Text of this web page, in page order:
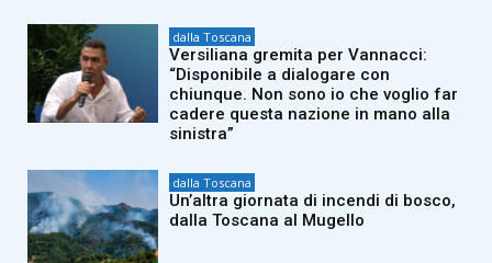
dalla Toscana
Versiliana gremita per Vannacci:
“Disponibile a dialogare con
chiunque. Non sono io che voglio far
cadere questa nazione in mano alla
sinistra”
dalla Toscana
Un’altra giornata di incendi di bosco,
dalla Toscana al Mugello